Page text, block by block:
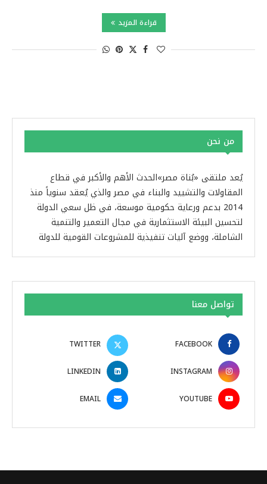
قراءة المزيد
من نحن
يُعد ملتقى «بُناة مصر»الحدث الأهم والأكبر في قطاع
المقاولات والتشييد والبناء في مصر والذي يُعقد سنوياً منذ
2014 بدعم ورعاية حكومية موسعة، في ظل سعي الدولة
لتحسين البيئة الاستثمارية في مجال التعمير والتنمية
الشاملة، ووضع آليات تنفيذية للمشروعات القومية للدولة
تواصل معنا
FACEBOOK
TWITTER
INSTAGRAM
LINKEDIN
YOUTUBE
EMAIL